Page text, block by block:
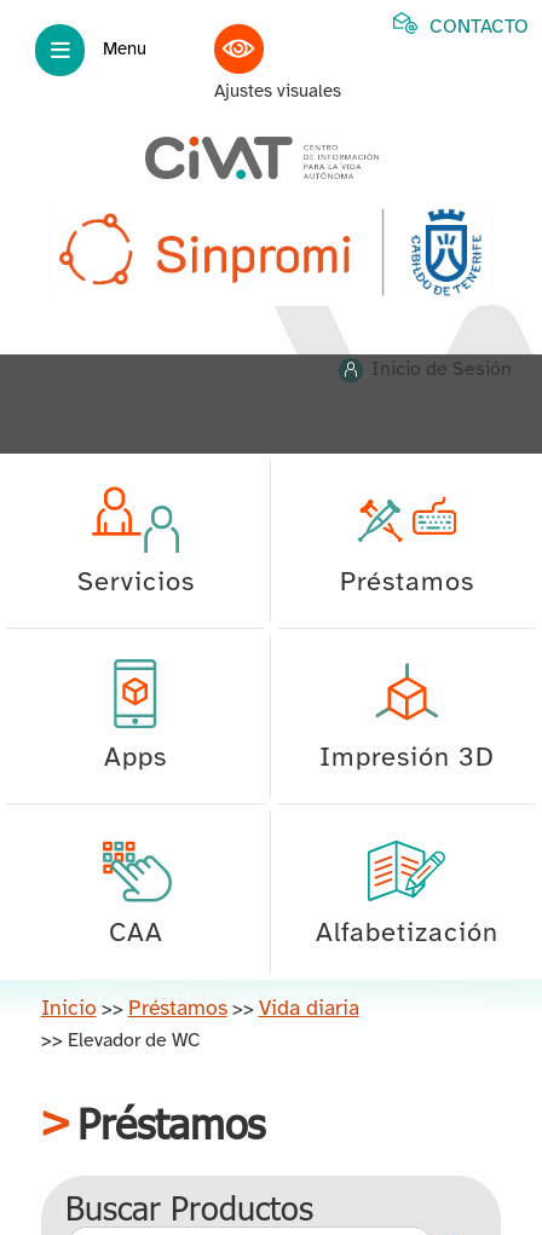
Menu
Ajustes visuales
CONTACTO
Inicio de Sesión
Servicios Préstamos
Apps Impresión 3D
CAA Alfabetización
Inicio >> Préstamos >> Vida diaria
>> Elevador de WC
Préstamos
Buscar Productos